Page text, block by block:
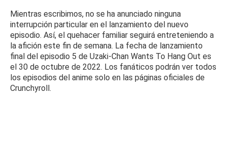
Mientras escribimos, no se ha anunciado ninguna
interrupción particular en el lanzamiento del nuevo
episodio. Así, el quehacer familiar seguirá entreteniendo a
la afición este fin de semana. La fecha de lanzamiento
final del episodio 5 de Uzaki-Chan Wants To Hang Out es
el 30 de octubre de 2022. Los fanáticos podrán ver todos
los episodios del anime solo en las páginas oficiales de
Crunchyroll.